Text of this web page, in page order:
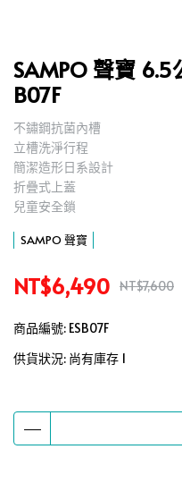
SAMPO 聲寶 6.5
B07F
不鏽鋼抗菌內槽
立槽洗淨行程
簡潔造形日系設計
折疊式上蓋
兒童安全鎖
SAMPO 聲寶
NT$6,490 NT$7,600
商品編號: ESB07F
供貨狀況: 尚有庫存 1